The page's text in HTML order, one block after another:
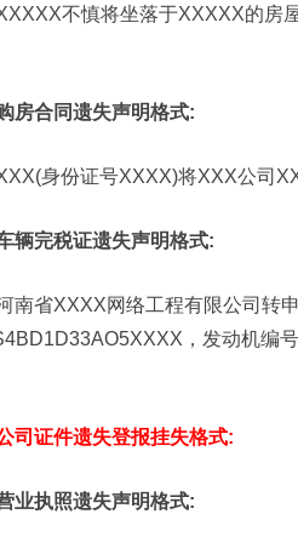
不慎将坐落于XXXXX的房
房合同遗失声明格式:
身份证号XXXX)将XXX公司
辆完税证遗失声明格式:
南省XXXX网络工程有限公司转
，发动机编
司证件遗失登报挂失格式:
业执照遗失声明格式: